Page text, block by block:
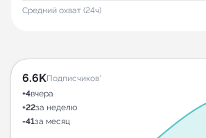
Средний охват (24ч)
6.6KПодписчиков*
+4вчера
+22за неделю
-41за месяц